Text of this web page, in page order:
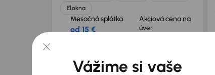
El.okna
Mesačná splátka
od 15 €
Akciová cena na
úver
Vážime si vaše